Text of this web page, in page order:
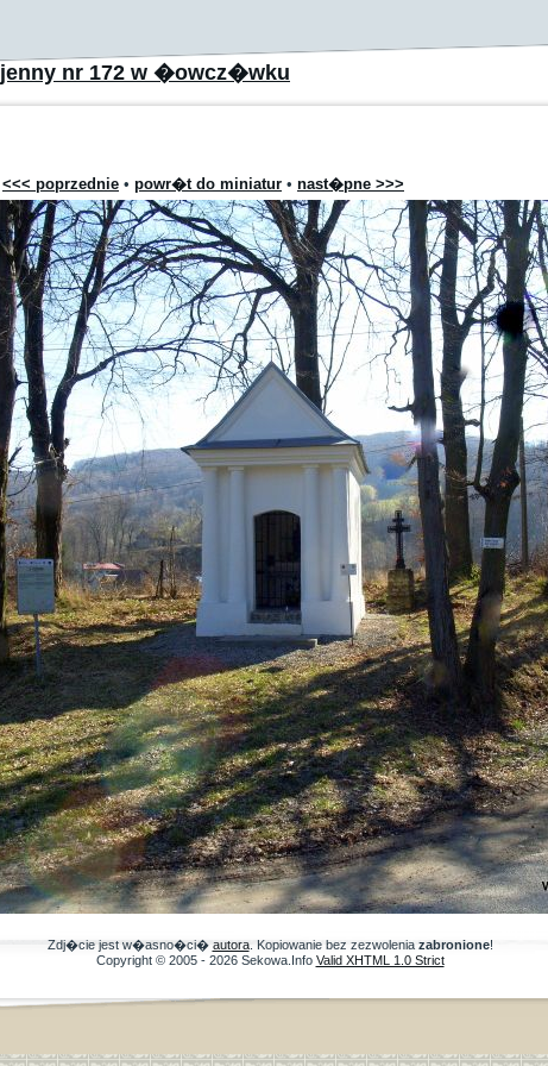
nr 172 w �owcz�wku
<<< poprzednie • powr�t do miniatur • nast�pne >>>
Zdj�cie jest w�asno�ci� autora. Kopiowanie bez zezwolenia zabronione!
Copyright © 2005 - 2026 Sekowa.Info Valid XHTML 1.0 Strict